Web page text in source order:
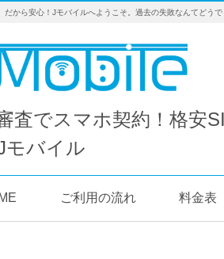
だから安心！Jモバイルへようこそ。過去の失敗なんてどう
査でスマホ契約！格安
モバイル
ご利用の流れ 料金表